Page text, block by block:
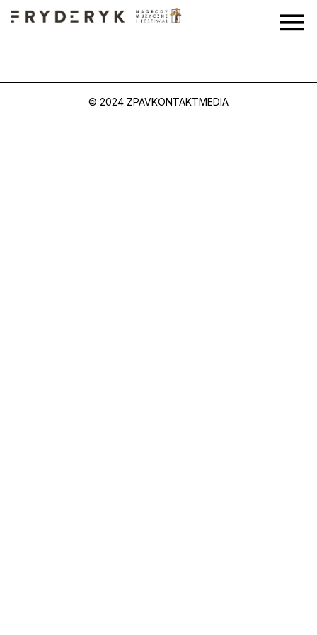
© 2024 ZPAVKONTAKTMEDIA